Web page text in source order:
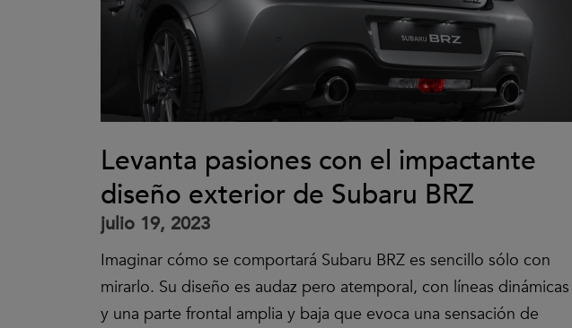
Levanta pasiones con el impactante
diseño exterior de Subaru BRZ
julio 19, 2023
Imaginar cómo se comportará Subaru BRZ es sencillo sólo con
mirarlo. Su diseño es audaz pero atemporal, con líneas dinámicas
y una parte frontal amplia y baja que evoca una sensación de